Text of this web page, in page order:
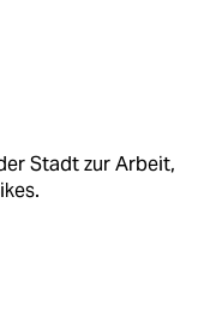
Stadt zur Arbeit,